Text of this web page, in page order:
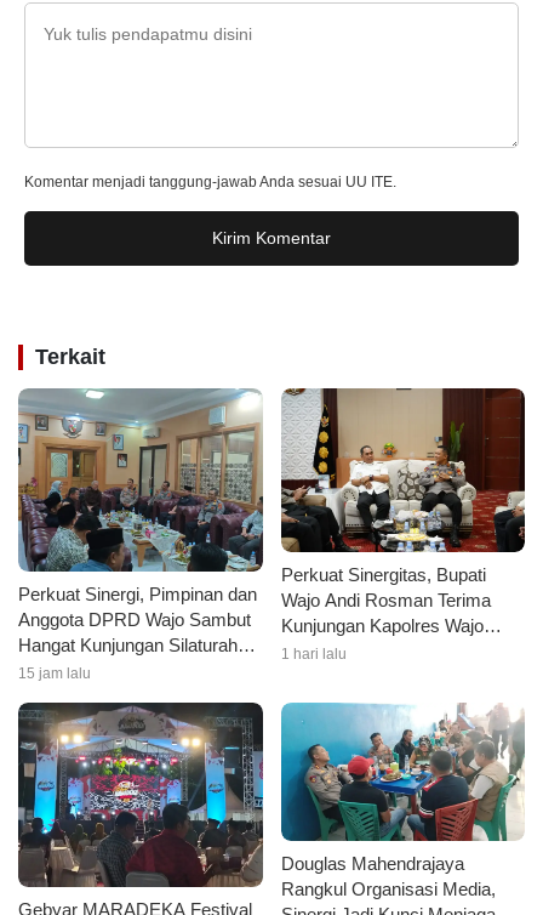
Komentar menjadi tanggung-jawab Anda sesuai UU ITE.
Kirim Komentar
Terkait
Perkuat Sinergi, Pimpinan dan
Anggota DPRD Wajo Sambut
Hangat Kunjungan Silaturahmi
Kapolres Wajo yang Baru
15 jam lalu
Perkuat Sinergitas, Bupati
Wajo Andi Rosman Terima
Kunjungan Kapolres Wajo
AKBP Douglas Mahendrajaya
1 hari lalu
Gebyar MARADEKA Festival
Douglas Mahendrajaya
Rangkul Organisasi Media,